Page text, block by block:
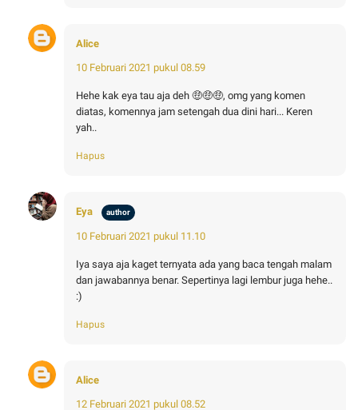
Alice
10 Februari 2021 pukul 08.59
Hehe kak eya tau aja deh 🤑🤑🤑, omg yang komen
diatas, komennya jam setengah dua dini hari... Keren
yah..
Hapus
Eya
10 Februari 2021 pukul 11.10
Iya saya aja kaget ternyata ada yang baca tengah malam
dan jawabannya benar. Sepertinya lagi lembur juga hehe..
:)
Hapus
Alice
12 Februari 2021 pukul 08.52